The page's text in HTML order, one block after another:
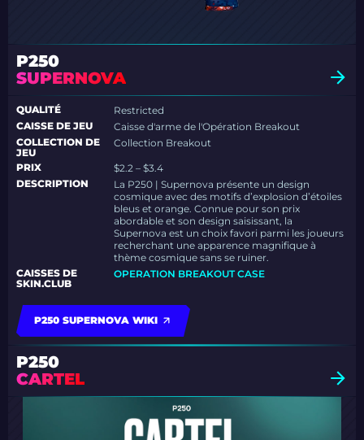
P250
SUPERNOVA
QUALITÉ
Restricted
CAISSE DE JEU
Caisse d'arme de l'Opération Breakout
COLLECTION DE
JEU
Collection Breakout
PRIX
$2.2 – $3.4
DESCRIPTION
La P250 | Supernova présente un design
cosmique avec des motifs d’explosion d’étoiles
bleus et orange. Connue pour son prix
abordable et son design saisissant, la
Supernova est un choix favori parmi les joueurs
recherchant une apparence magnifique à
thème cosmique sans se ruiner.
CAISSES DE
SKIN.CLUB
OPERATION BREAKOUT CASE
P250 SUPERNOVA WIKI
P250
CARTEL